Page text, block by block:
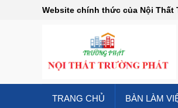
Website chính thức của Nội Thất
TRANG CHỦ BÀN LÀM